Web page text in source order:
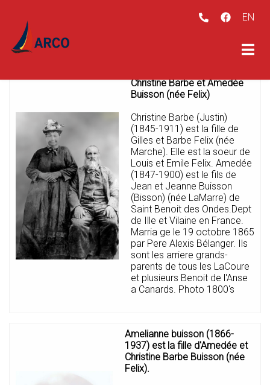
(Vidéos )
EN
Christine Barbe et Amedée
Buisson (née Felix)
Christine Barbe (Justin)
(1845-1911) est la fille de
Gilles et Barbe Felix (née
Marche). Elle est la soeur de
Louis et Emile Felix. Amedée
(1847-1900) est le fils de
Jean et Jeanne Buisson
(Bisson) (née LaMarre) de
Saint Benoit des Ondes.Dept
de Ille et Vilaine en France.
Marria ge le 19 octobre 1865
par Pere Alexis Bélanger. Ils
sont les arriere grands-
parents de tous les LaCoure
et plusieurs Benoit de l'Anse
a Canards. Photo 1800's
Amelianne buisson (1866-
1937) est la fille d'Amedée et
Christine Barbe Buisson (née
Felix).